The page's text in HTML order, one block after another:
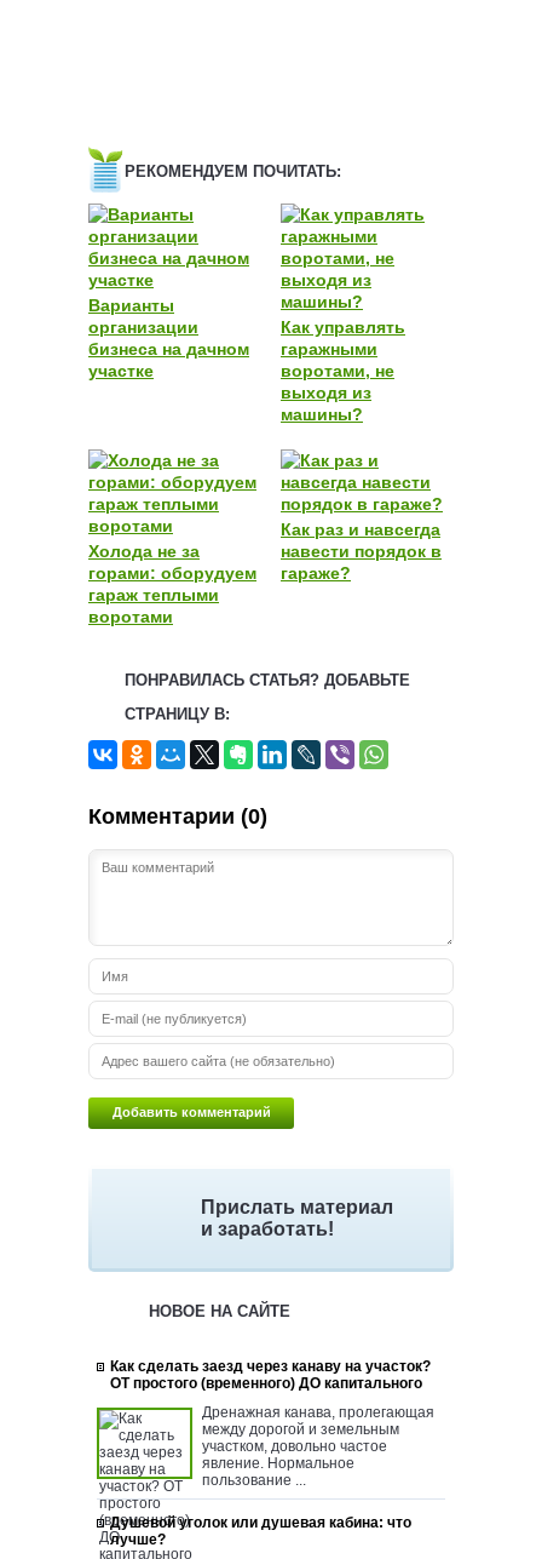
РЕКОМЕНДУЕМ ПОЧИТАТЬ:
Варианты
организации
бизнеса на дачном
участке
Как управлять
гаражными
воротами, не
выходя из
машины?
Холода не за
горами: оборудуем
гараж теплыми
воротами
Как раз и навсегда
навести порядок в
гараже?
ПОНРАВИЛАСЬ СТАТЬЯ? ДОБАВЬТЕ
СТРАНИЦУ В:
Комментарии (0)
Прислать материал
и заработать!
НОВОЕ НА САЙТЕ
Как сделать заезд через канаву на участок?
ОТ простого (временного) ДО капитального
Дренажная канава, пролегающая
между дорогой и земельным
участком, довольно частое
явление. Нормальное
пользование ...
Душевой уголок или душевая кабина: что
лучше?